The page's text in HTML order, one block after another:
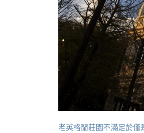
老英格蘭莊園不滿足於僅